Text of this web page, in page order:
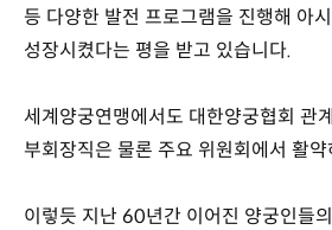
등 다양한 발전 프로그램을 진행해 아
성장시켰다는 평을 받고 있습니다.
세계양궁연맹에서도 대한양궁협회 관
부회장직은 물론 주요 위원회에서 활
이렇듯 지난 60년간 이어진 양궁인들